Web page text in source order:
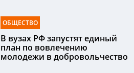
ОБЩЕСТВО
В вузах РФ запустят единый
план по вовлечению
молодежи в добровольчество